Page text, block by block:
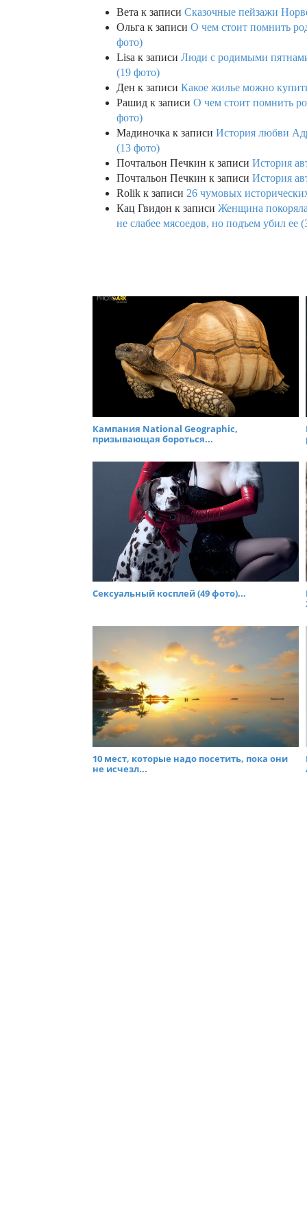
Вета к записи Сказочные пейзажи
Ольга к записи О чем стоит помнить
фото)
Lisa к записи Люди с родимыми
(19 фото)
Ден к записи Какое жилье можно
Рашид к записи О чем стоит помнить
фото)
Мадиночка к записи История любви
(13 фото)
Почтальон Печкин к записи История
Почтальон Печкин к записи История
Rolik к записи 26 чумовых
Кац Гвидон к записи Женщина
не слабее мясоедов, но подъем убил ее
Кампания National Geographic,
призывающая бороться...
Сексуальный косплей (49 фото)...
10 мест, которые надо посетить, пока они
не исчезл...